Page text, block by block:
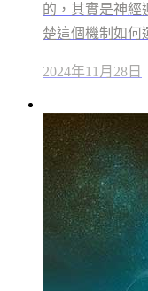
的，其實是神經
楚這個機制如何
2024年11月28日